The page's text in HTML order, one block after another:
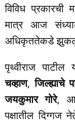
विविध प्रकारची
मात्र आज
अधिकृततेकडे
पृथ्वीराज पाटील
चव्हाण,जिल्ह्याचे
जयकुमार गोरे,
पक्षातील दिग्गज